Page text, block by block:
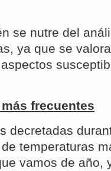
se nutre del
ya que se
frecuentes
decretadas
temperaturas
vamos de año,